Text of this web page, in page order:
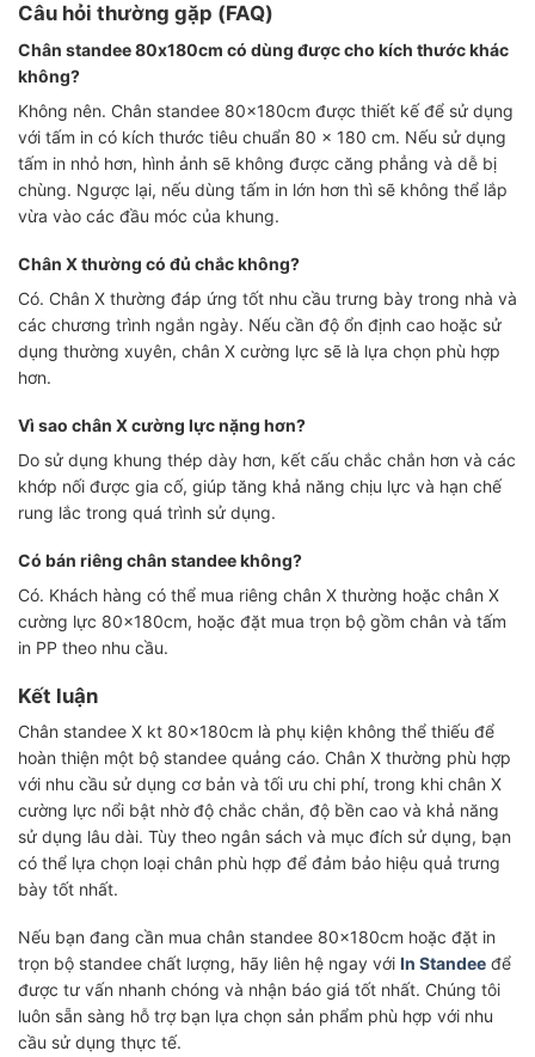
Câu hỏi thường gặp (FAQ)
Chân standee 80x180cm có dùng được cho kích thước khác
không?
Không nên. Chân standee 80x180cm được thiết kế để sử dụng
với tấm in có kích thước tiêu chuẩn 80 × 180 cm. Nếu sử dụng
tấm in nhỏ hơn, hình ảnh sẽ không được căng phẳng và dễ bị
chùng. Ngược lại, nếu dùng tấm in lớn hơn thì sẽ không thể lắp
vừa vào các đầu móc của khung.
Chân X thường có đủ chắc không?
Có. Chân X thường đáp ứng tốt nhu cầu trưng bày trong nhà và
các chương trình ngắn ngày. Nếu cần độ ổn định cao hoặc sử
dụng thường xuyên, chân X cường lực sẽ là lựa chọn phù hợp
hơn.
Vì sao chân X cường lực nặng hơn?
Do sử dụng khung thép dày hơn, kết cấu chắc chắn hơn và các
khớp nối được gia cố, giúp tăng khả năng chịu lực và hạn chế
rung lắc trong quá trình sử dụng.
Có bán riêng chân standee không?
Có. Khách hàng có thể mua riêng chân X thường hoặc chân X
cường lực 80x180cm, hoặc đặt mua trọn bộ gồm chân và tấm
in PP theo nhu cầu.
Kết luận
Chân standee X kt 80x180cm là phụ kiện không thể thiếu để
hoàn thiện một bộ standee quảng cáo. Chân X thường phù hợp
với nhu cầu sử dụng cơ bản và tối ưu chi phí, trong khi chân X
cường lực nổi bật nhờ độ chắc chắn, độ bền cao và khả năng
sử dụng lâu dài. Tùy theo ngân sách và mục đích sử dụng, bạn
có thể lựa chọn loại chân phù hợp để đảm bảo hiệu quả trưng
bày tốt nhất.
Nếu bạn đang cần mua chân standee 80x180cm hoặc đặt in
trọn bộ standee chất lượng, hãy liên hệ ngay với In Standee để
được tư vấn nhanh chóng và nhận báo giá tốt nhất. Chúng tôi
luôn sẵn sàng hỗ trợ bạn lựa chọn sản phẩm phù hợp với nhu
cầu sử dụng thực tế.